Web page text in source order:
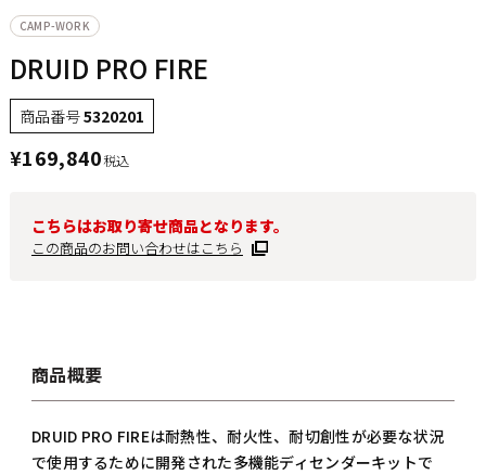
CAMP-WORK
DRUID PRO FIRE
商品番号5320201
¥169,840税込
こちらはお取り寄せ商品となります。
この商品のお問い合わせはこちら
商品概要
DRUID PRO FIREは耐熱性、耐火性、耐切創性が必要な状況
で使用するために開発された多機能ディセンダーキットで